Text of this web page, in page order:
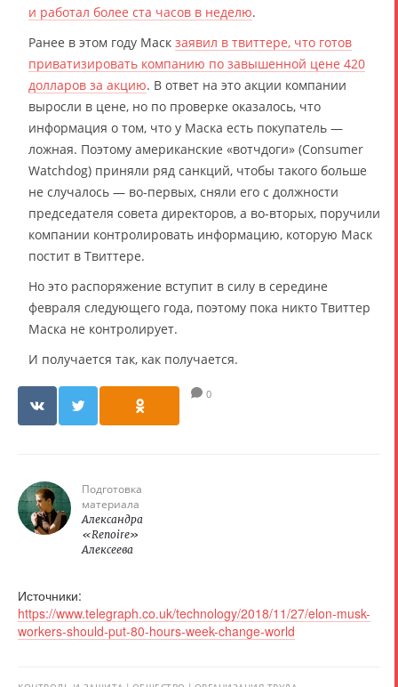
и работал более ста часов в неделю.
Ранее в этом году Маск заявил в твиттере, что готов
приватизировать компанию по завышенной цене 420
долларов за акцию. В ответ на это акции компании
выросли в цене, но по проверке оказалось, что
информация о том, что у Маска есть покупатель —
ложная. Поэтому американские «вотчдоги» (Consumer
Watchdog) приняли ряд санкций, чтобы такого больше
не случалось — во-первых, сняли его с должности
председателя совета директоров, а во-вторых, поручили
компании контролировать информацию, которую Маск
постит в Твиттере.
Но это распоряжение вступит в силу в середине
февраля следующего года, поэтому пока никто Твиттер
Маска не контролирует.
И получается так, как получается.
0
Подготовка
материала
Александра
«Renoire»
Алексеева
Источники:
https://www.telegraph.co.uk/technology/2018/11/27/elon-musk-
workers-should-put-80-hours-week-change-world